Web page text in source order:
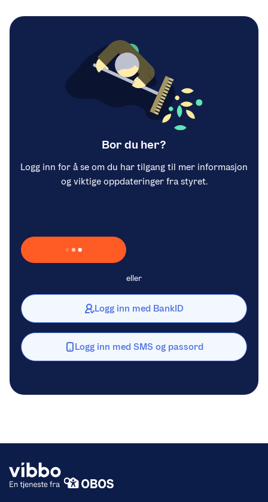
Bor du her?
Logg inn for å se om du har tilgang til mer informasjon
og viktige oppdateringer fra styret.
Laster inn Vipps …
eller
Logg inn med BankID
Logg inn med SMS og passord